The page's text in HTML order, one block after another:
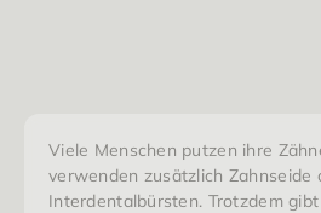
Viele Menschen putzen ihre
verwenden zusätzlich Zahnseide
Interdentalbürsten. Trotzdem